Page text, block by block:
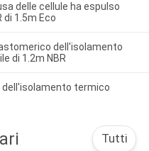
delle cellule ha espulso
1.5m Eco
dell'isolamento
di 1.2m NBR
dell'isolamento termico
Tutti